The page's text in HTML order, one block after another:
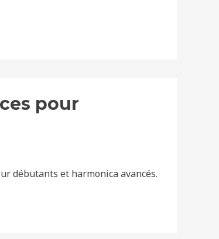
pour
débutants et harmonica avancés.